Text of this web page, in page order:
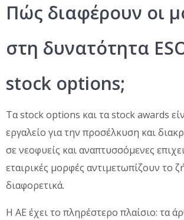
Πώς διαφέρουν οι
στη δυνατότητα
stock options;
Τα stock options και τα stock awards
εργαλείο για την προσέλκυση και
σε νεοφυείς και αναπτυσσόμενες
εταιρικές μορφές αντιμετωπίζουν το
διαφορετικά.
Η ΑΕ έχει το πληρέστερο πλαίσιο: τα